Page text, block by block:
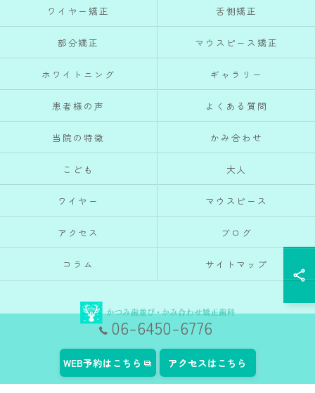
06-6450-6776
WEB予約はこちら アクセスはこちら
ワイヤー矯正 舌側矯正
部分矯正 マウスピース矯正
ホワイトニング ギャラリー
患者様の声 よくある質問
当院の特徴 かみ合わせ
こども 大人
ワイヤー マウスピース
アクセス ブログ
コラム サイトマップ
© 2026 大阪府天神橋筋六丁目駅の矯正歯科ならかつみ歯並び・かみ合わせ矯正歯科
ALL RIGHTS RESERVED.